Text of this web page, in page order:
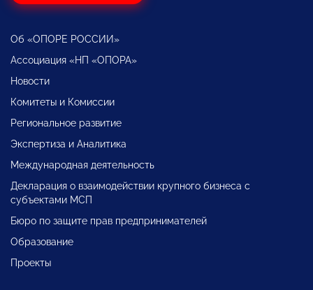
Об «ОПОРЕ РОССИИ»
Ассоциация «НП «ОПОРА»
Новости
Комитеты и Комиссии
Региональное развитие
Экспертиза и Аналитика
Международная деятельность
Декларация о взаимодействии крупного бизнеса с
субъектами МСП
Бюро по защите прав предпринимателей
Образование
Проекты